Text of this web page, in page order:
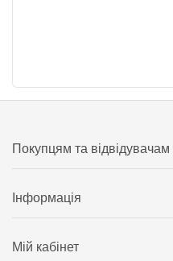
Покупцям та відвідувачам
Інформація
Мій кабінет